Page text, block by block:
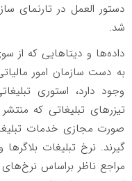
دستور العمل در تارنمای
شد.
داده‌ها و دیتاهایی که
به دست سازمان امور
وجود دارد، استوری
تیزرهای تبلیغاتی که
صورت مجازی خدمات
گیرند. نرخ تبلیغات
مراجع ناظر براساس نرخ‌های